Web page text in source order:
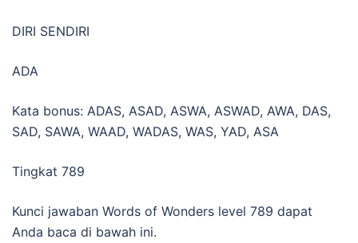
DIRI SENDIRI
ADA
Kata bonus: ADAS, ASAD, ASWA, ASWAD, AWA, DAS,
SAD, SAWA, WAAD, WADAS, WAS, YAD, ASA
Tingkat 789
Kunci jawaban Words of Wonders level 789 dapat
Anda baca di bawah ini.